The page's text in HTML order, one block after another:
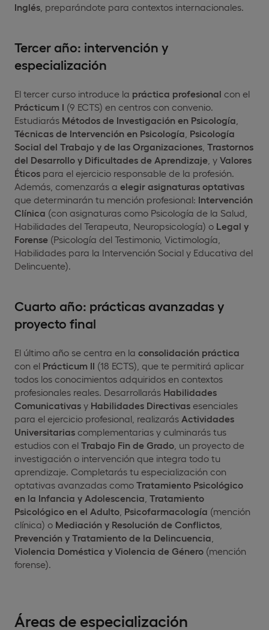
Inglés , preparándote para contextos internacionales.
Tercer año: intervención y
especialización
El tercer curso introduce la práctica profesional con el
Prácticum I (9 ECTS) en centros con convenio.
Estudiarás Métodos de Investigación en Psicología
Técnicas de Intervención en Psicología Psicología
Social del Trabajo y de las Organizaciones Trastornos
del Desarrollo y Dificultades de Aprendizaje , y Valores
Éticos para el ejercicio responsable de la profesión.
Además, comenzarás a elegir asignaturas optativas
que determinarán tu mención profesional: Intervención
Clínica (con asignaturas como Psicología de la Salud,
Habilidades del Terapeuta, Neuropsicología) o Legal y
Forense (Psicología del Testimonio, Victimología,
Habilidades para la Intervención Social y Educativa del
Delincuente).
Cuarto año: prácticas avanzadas y
proyecto final
El último año se centra en la consolidación práctica
con el Prácticum II (18 ECTS), que te permitirá aplicar
todos los conocimientos adquiridos en contextos
profesionales reales. Desarrollarás Habilidades
Comunicativas y Habilidades Directivas esenciales
para el ejercicio profesional, realizarás Actividades
Universitarias complementarias y culminarás tus
estudios con el Trabajo Fin de Grado , un proyecto de
investigación o intervención que integra todo tu
aprendizaje. Completarás tu especialización con
optativas avanzadas como Tratamiento Psicológico
en la Infancia y Adolescencia Tratamiento
Psicológico en el Adulto Psicofarmacología (mención
clínica) o Mediación y Resolución de Conflictos
Prevención y Tratamiento de la Delincuencia
Violencia Doméstica y Violencia de Género (mención
forense).
Áreas de especialización